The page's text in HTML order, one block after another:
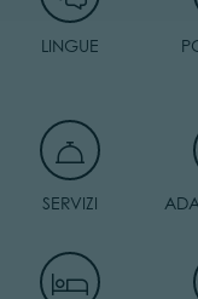
LINGUE
SERVIZI